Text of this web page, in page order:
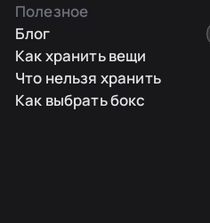
Полезное
Блог
Как хранить вещи
Что нельзя хранить
Как выбрать бокс